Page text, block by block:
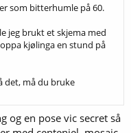
som bitterhumle på 60.
jeg brukt et skjema med
kjølinga en stund på
det, må du bruke
og en pose vic secret så